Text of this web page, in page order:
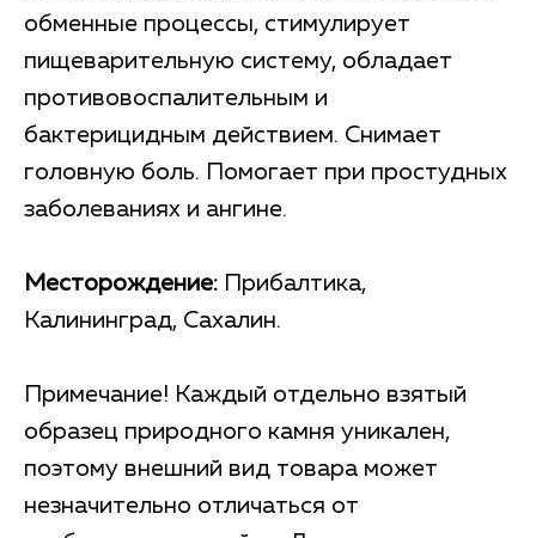
обменные процессы, стимулирует
пищеварительную систему, обладает
противовоспалительным и
бактерицидным действием. Снимает
головную боль. Помогает при простудных
заболеваниях и ангине.
Месторождение: Прибалтика,
Калининград, Сахалин.
Примечание! Каждый отдельно взятый
образец природного камня уникален,
поэтому внешний вид товара может
незначительно отличаться от